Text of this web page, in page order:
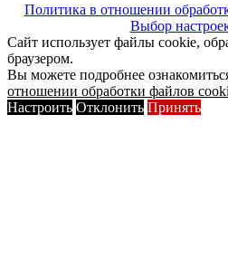
Политика в отношении
Выбор
Сайт использует файлы cookie,
браузером.
Вы можете подробнее
отношении обработки файлов
Настроить Отклонить Принять